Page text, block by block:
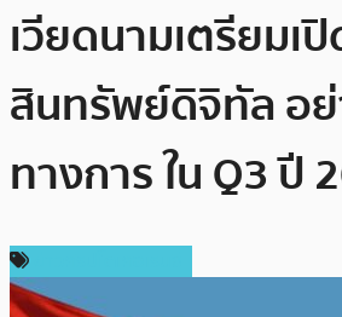
เวียดนามเตรียมเ
สินทรัพย์ดิจิทัล อย่
ทางการ ใน Q3 ปี